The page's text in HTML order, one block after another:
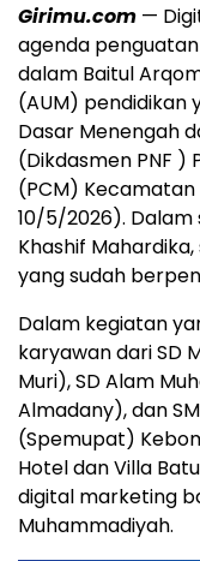
Girimu.com —
agenda
dalam Baitul
(AUM) pendidikan
Dasar Menengah
(Dikdasmen PNF )
(PCM)
10/5/2026). Dalam
Khashif
yang sudah
Dalam kegiatan
karyawan dari SD
Muri), SD Alam
Almadany), dan
(Spemupat)
Hotel dan Villa
digital marketing
Muhammadiyah.